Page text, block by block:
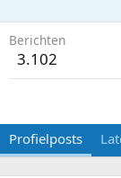
Berichten
3.102
Profielposts